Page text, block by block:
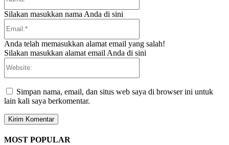
Silakan masukkan nama Anda di sini
Anda telah memasukkan alamat email yang salah!
Silakan masukkan alamat email Anda di sini
Simpan nama, email, dan situs web saya di browser ini untuk
lain kali saya berkomentar.
MOST POPULAR